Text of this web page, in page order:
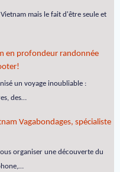
mais le fait d'être seule et
en profondeur randonnée
un voyage inoubliable :
des…
Vagabondages, spécialiste
organiser une découverte du